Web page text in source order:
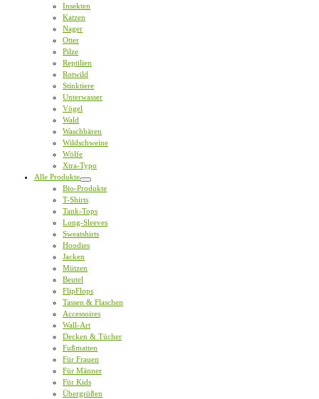
Insekten
Katzen
Nager
Otter
Pilze
Reptilien
Rotwild
Stinktiere
Unterwasser
Vögel
Wald
Waschbären
Wildschweine
Wölfe
Xtra-Typo
Alle Produkte
Bio-Produkte
T-Shirts
Tank-Tops
Long-Sleeves
Sweatshirts
Hoodies
Jacken
Mützen
Beutel
FlipFlops
Tassen & Flaschen
Accessoires
Wall-Art
Decken & Tücher
Fußmatten
Für Frauen
Für Männer
Für Kids
Übergrößen